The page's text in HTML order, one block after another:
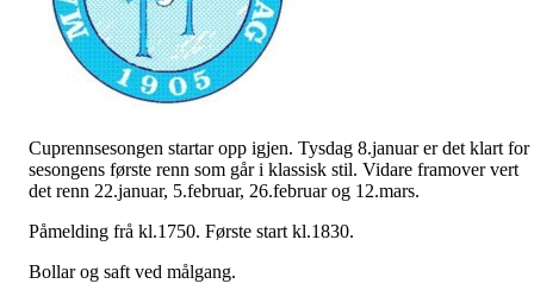
Cuprennsesongen startar opp igjen. Tysdag 8.januar er det klart for
sesongens første renn som går i klassisk stil. Vidare framover vert
det renn 22.januar, 5.februar, 26.februar og 12.mars.
Påmelding frå kl.1750. Første start kl.1830.
Bollar og saft ved målgang.